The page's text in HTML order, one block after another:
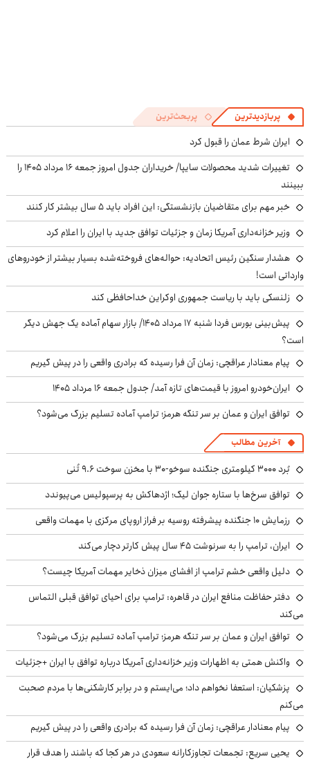
پربازدیدترین پربحث‌ترین
ایران شرط عمان را قبول کرد
تغییرات شدید محصولات سایپا/ خریداران جدول امروز جمعه ۱۶ مرداد ۱۴۰۵ را
ببینند
خبر مهم برای متقاضیان بازنشستگی: این افراد باید ۵ سال بیشتر کار کنند
وزیر خزانه‌داری آمریکا زمان و جزئیات توافق جدید با ایران را اعلام کرد
هشدار سنگین رئیس اتحادیه: حواله‌های فروخته‌شده بسیار بیشتر از خودروهای
وارداتی است!
زلنسکی باید با ریاست جمهوری اوکراین خداحافظی کند
پیش‌بینی بورس فردا شنبه ۱۷ مرداد ۱۴۰۵/ بازار سهام آماده یک جهش دیگر
است؟
پیام معنادار عراقچی: زمان آن فرا رسیده که برادری واقعی را در پیش گیریم
ایران‌خودرو امروز با قیمت‌های تازه آمد/ جدول جمعه ۱۶ مرداد ۱۴۰۵
توافق ایران و عمان بر سر تنگه هرمز؛ ترامپ آماده تسلیم بزرگ می‌شود؟
آخرین مطالب
بُرد ۳۰۰۰ کیلومتری جنگنده سوخو-۳۰ با مخزن سوخت ۹.۶ تُنی
توافق سرخ‌ها با ستاره جوان لیگ؛ اژدهاکش به پرسپولیس می‌پیوندد
رزمایش ۱۰ جنگنده پیشرفته روسیه بر فراز اروپای مرکزی با مهمات واقعی
ایران، ترامپ را به سرنوشت ۴۵ سال پیش کارتر دچار می‌کند
دلیل واقعی خشم ترامپ از افشای میزان ذخایر مهمات آمریکا چیست؟
دفتر حفاظت منافع ایران در قاهره: ترامپ برای احیای توافق قبلی التماس
می‌کند
توافق ایران و عمان بر سر تنگه هرمز؛ ترامپ آماده تسلیم بزرگ می‌شود؟
واکنش همتی به اظهارات وزیر خزانه‌داری آمریکا درباره توافق با ایران +جزئیات
پزشکیان: استعفا نخواهم داد؛ می‌ایستم و در برابر کارشکنی‌ها با مردم صحبت
می‌کنم
پیام معنادار عراقچی: زمان آن فرا رسیده که برادری واقعی را در پیش گیریم
یحیی سریع: تجمعات تجاوزکارانه سعودی در هر کجا که باشند را هدف قرار